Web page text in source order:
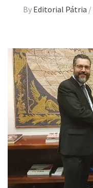
By Editorial Pátria /